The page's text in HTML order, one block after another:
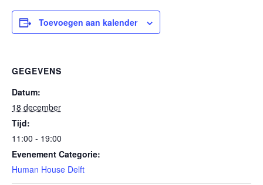
Toevoegen aan kalender
GEGEVENS
Datum:
18 december
Tijd:
11:00 - 19:00
Evenement Categorie:
Human House Delft